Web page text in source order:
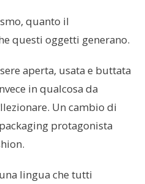
quanto il
questi oggetti generano.
aperta, usata e buttata
in qualcosa da
Un cambio di
protagonista
lingua che tutti